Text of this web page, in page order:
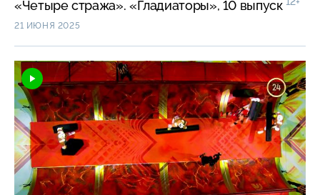
«Четыре стража». «Гладиаторы», 10 выпуск
21 ИЮНЯ 2025